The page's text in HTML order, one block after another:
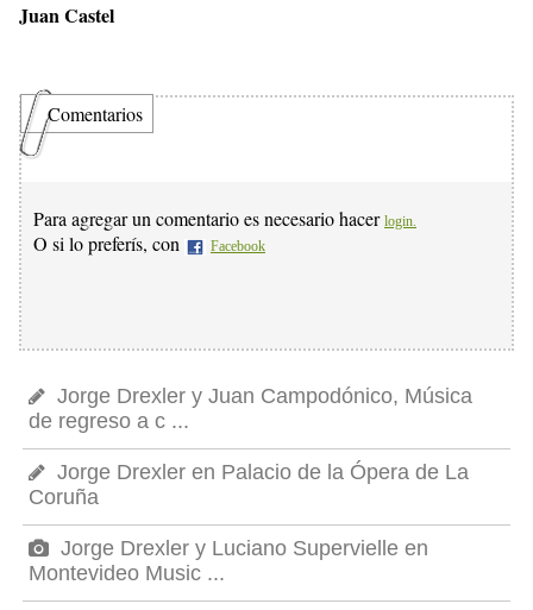
Juan Castel
Comentarios
Para agregar un comentario es necesario hacer login.
O si lo preferís, con Facebook
Jorge Drexler y Juan Campodónico, Música
de regreso a c ...
Jorge Drexler en Palacio de la Ópera de La
Coruña
Jorge Drexler y Luciano Supervielle en
Montevideo Music ...